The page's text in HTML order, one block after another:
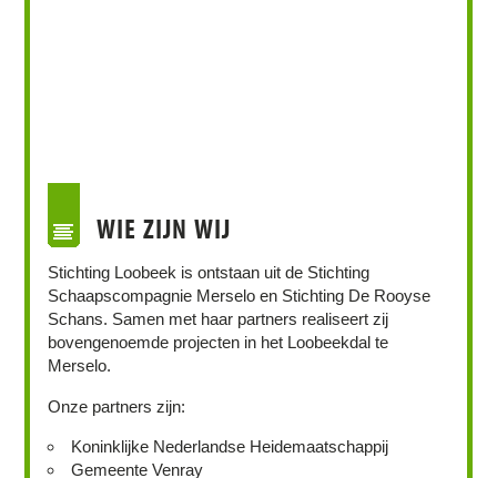
WIE ZIJN WIJ
Stichting Loobeek is ontstaan uit de Stichting
Schaapscompagnie Merselo en Stichting De Rooyse
Schans. Samen met haar partners realiseert zij
bovengenoemde projecten in het Loobeekdal te
Merselo.
Onze partners zijn:
Koninklijke Nederlandse Heidemaatschappij
Gemeente Venray